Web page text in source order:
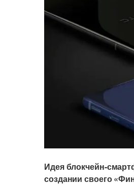
Идея блокчейн-
создании своего